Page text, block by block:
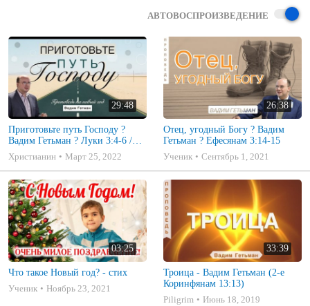
8. Наконец, братия мои, что только истинно, что честно, что
добродетель и похвала, о том помышляйте.
9. Чему вы научились, что приняли и слышали и видели во мне, то
исполняйте, — и Бог мира будет с вами.
(Послание к Филиппийцам 4:8
АВТОВОСПРОИЗВЕДЕНИЕ
29:48
Приготовьте путь Господу ?
Вадим Гетьман ? Луки 3:4-6 /
проповедь на Новий Год
Христианин Март 25, 2022
26:38
Отец, угодный Богу ? Вадим
Гетьман ? Ефесянам 3:14-15
Ученик
Сентябрь 1, 2021
03:25
Что такое Новый год? - стих
Ученик
Ноябрь 23, 2021
33:39
Троица - Вадим Гетьман (2-е
Коринфянам 13:13)
Piligrim
Июнь 18, 2019